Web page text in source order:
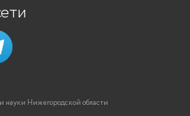
науки Нижегородской области